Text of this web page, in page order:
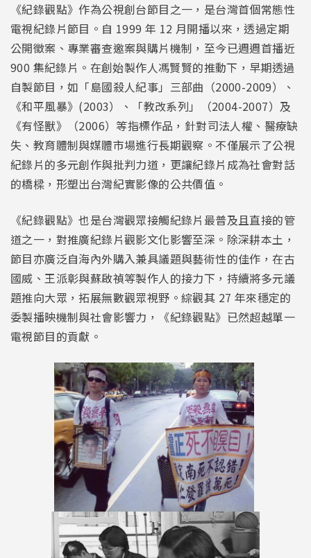
《紀錄觀點》作為公視創台節目之一，是台灣首個常態性
電視紀錄片節目。自 1999 年 12 月開播以來，透過定期
公開徵案、專業審查邀案與購片機制，至今已週週首播近
900 集紀錄片。在創始製作人馮賢賢的推動下，早期透過
自製節目，如「島國殺人紀事」三部曲（2000-2009）、
《和平風暴》(2003）、「教改系列」（2004-2007）及
《有怪獸》（2006）等指標作品，針對司法人權、醫療缺
失、教育體制與媒體市場進行長期觀察。不僅展示了公視
紀錄片的多元創作與批判力道，更讓紀錄片成為社會對話
的橋樑，形塑出台灣紀實影像的公共價值。
《紀錄觀點》也是台灣觀眾接觸紀錄片最普及且直接的管
道之一，對推廣紀錄片觀影文化影響至深。除深耕本土，
節目亦廣泛自海內外購入兼具議題與藝術性的佳作，在古
國威、王派彰與蘇啟禎等製作人的接力下，持續將多元議
題推向大眾，拓展無數觀眾視野。綜觀其 27 年來穩定的
委製播映機制與社會影響力，《紀錄觀點》已然超越單一
電視節目的貢獻。